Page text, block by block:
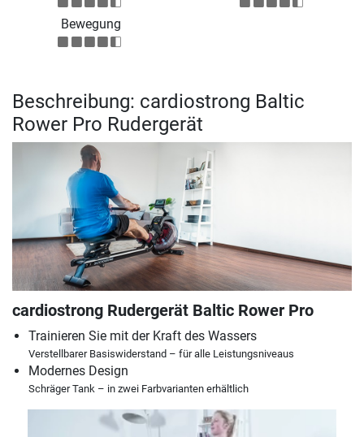
Bewegung
Beschreibung: cardiostrong Baltic
Rower Pro Rudergerät
cardiostrong Rudergerät Baltic Rower Pro
Trainieren Sie mit der Kraft des Wassers
Verstellbarer Basiswiderstand – für alle Leistungsniveaus
Modernes Design
Schräger Tank – in zwei Farbvarianten erhältlich